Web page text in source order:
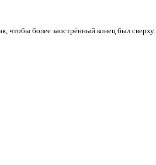
чтобы более заострённый конец был сверху.